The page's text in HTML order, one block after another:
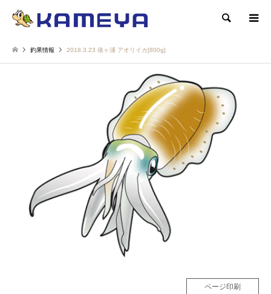
検索
釣果情報 2018.3.23 俵ヶ浦 アオリイカ[800g]
ページ印刷